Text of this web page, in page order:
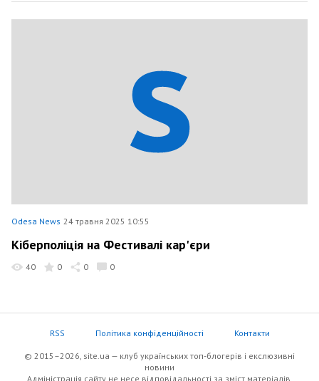
Odesa News 24 травня 2025 10:55
Кіберполіція на Фестивалі кар'єри
40 0 0 0
RSS Політика конфіденційності Контакти
© 2015–2026, site.ua — клуб українських топ-блогерів i екслюзивнi
новини
Адміністрація сайту не несе відповідальності за зміст матеріалів,